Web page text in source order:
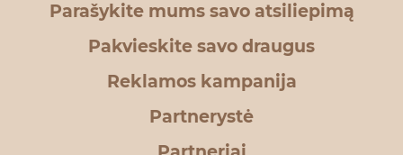
Parašykite mums savo atsiliepimą
Pakvieskite savo draugus
Reklamos kampanija
Partnerystė